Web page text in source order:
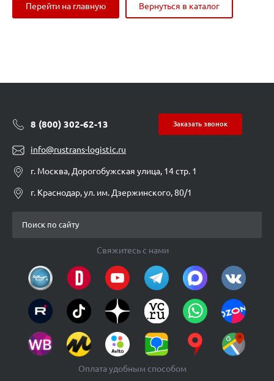
Перейти на главную Вернуться в каталог
8 (800) 302-62-13 Заказать звонок
info@rustrans-logistic.ru
г. Москва, Дорогобужская улица, 14 стр. 1
г. Краснодар, ул. им. Дзержинского, 80/1
Свяжитесь с нами
Оплата удобным способом